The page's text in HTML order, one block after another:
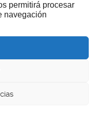
permitirá procesar
navegación
limosna a estos